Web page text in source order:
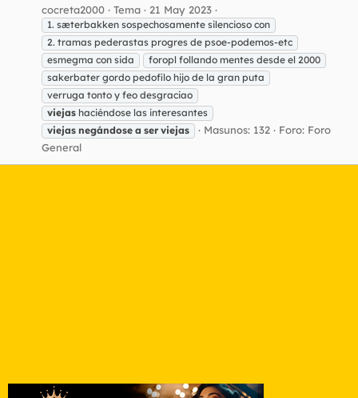
cocreta2000 Tema 21 May 2023
1. sæterbakken sospechosamente silencioso con
2. tramas pederastas progres de psoe-podemos-etc
esmegma con sida
foropl follando mentes desde el 2000
sakerbater gordo pedofilo hijo de la gran puta
verruga tonto y feo desgraciao
viejas haciéndose las interesantes
viejas negándose a ser viejas Masunos: 132 Foro: Foro
General